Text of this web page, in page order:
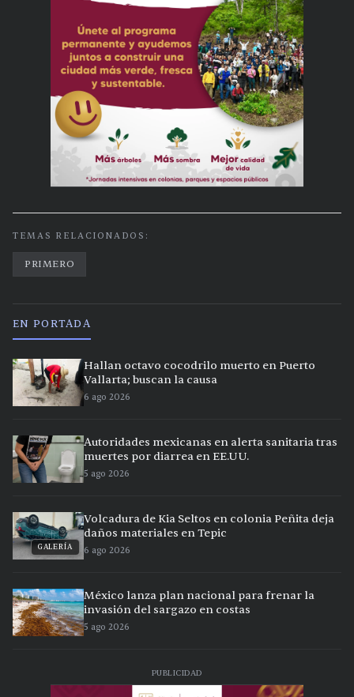
TEMAS RELACIONADOS:
PRIMERO
EN PORTADA
Hallan octavo cocodrilo muerto en Puerto
Vallarta; buscan la causa
6 ago 2026
Autoridades mexicanas en alerta sanitaria tras
muertes por diarrea en EE.UU.
5 ago 2026
GALERÍA
Volcadura de Kia Seltos en colonia Peñita deja
daños materiales en Tepic
6 ago 2026
México lanza plan nacional para frenar la
invasión del sargazo en costas
5 ago 2026
PUBLICIDAD